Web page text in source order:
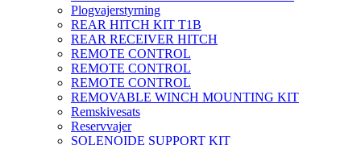
Plogvajerstyrning
REAR HITCH KIT T1B
REAR RECEIVER HITCH
REMOTE CONTROL
REMOTE CONTROL
REMOTE CONTROL
REMOVABLE WINCH MOUNTING KIT
Remskivesats
Reservvajer
SOLENOIDE SUPPORT KIT